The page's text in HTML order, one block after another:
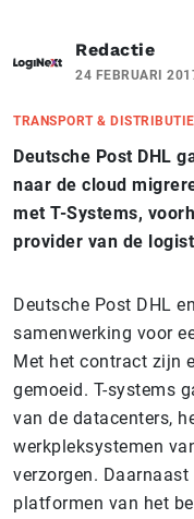
Redactie
24 FEBRUARI
TRANSPORT & DISTRIBUTIE
Deutsche Post DHL
naar de cloud
met T-Systems,
provider van de
Deutsche Post DHL
samenwerking voor
Met het contract zijn
gemoeid. T-systems
van de datacenters,
werkpleksystemen
verzorgen.
platformen van het